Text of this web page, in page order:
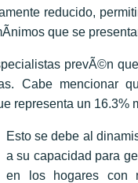
reducido,
que se
prevÃ©n
Cabe mencionar
representa un 16.3%
Esto se debe al
a su capacidad para
en los hogares con